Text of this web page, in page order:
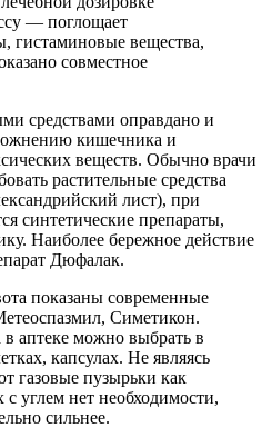
— поглощает
гистаминовые вещества,
совместное
средствами оправдано и
кишечника и
веществ. Обычно врачи
растительные средства
лист), при
синтетические препараты,
Наиболее бережное действие
Дюфалак.
показаны современные
Симетикон.
аптеке можно выбрать в
капсулах. Не являясь
газовые пузырьки как
углем нет необходимости,
сильнее.